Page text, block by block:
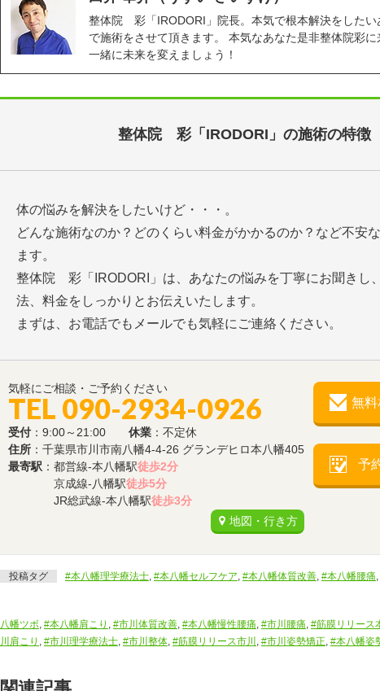
整体院 彩「IRODORI」院長。本気で根本解決をしたい
で施術をさせて頂きます。 本気なあなた是非整体院彩に
一緒に未来を変えましょう！
整体院 彩「IRODORI」の施術の特徴
体の悩みを解決をしたいけど・・・。
どんな施術なのか？どのくらい料金がかかるのか？など不安
ます。
整体院 彩「IRODORI」は、あなたの悩みを丁寧にお聞きし
法、料金をしっかりとお伝えいたします。
まずは、お電話でもメールでも気軽にご連絡ください。
気軽にご相談・ご予約ください
TEL 090-2934-0926
受付 ：9:00～21:00 休業 ：不定休
住所 ：千葉県市川市南八幡4-4-26 グランデヒロ本八幡405
最寄駅 ：都営線-本八幡駅徒歩2分
京成線-八幡駅徒歩5分
JR総武線-本八幡駅徒歩3分
地図・行き方
無
予
投稿タグ #本八幡理学療法士, #本八幡セルフケア, #本八幡体質改善, #本八幡腰痛,
八幡ツボ, #本八幡肩こり , #市川体質改善, #本八幡慢性腰痛, #市川腰痛, #筋膜リリース
川肩こり , #市川理学療法士, #市川整体, #筋膜リリース市川 , #市川姿勢矯正, #本八幡姿